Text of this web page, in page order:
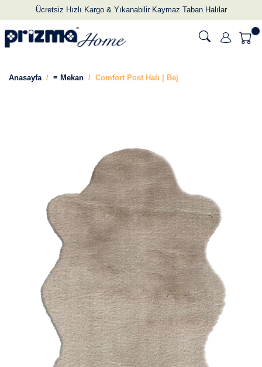
Ücretsiz Hızlı Kargo & Yıkanabilir Kaymaz Taban Halılar
Anasayfa ≡ Mekan Comfort Post Halı | Bej